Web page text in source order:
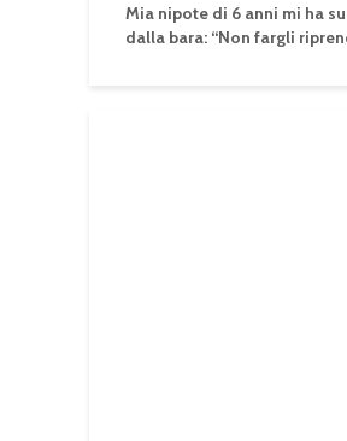
Mia nipote di 6 anni mi ha
dalla bara: “Non fargli